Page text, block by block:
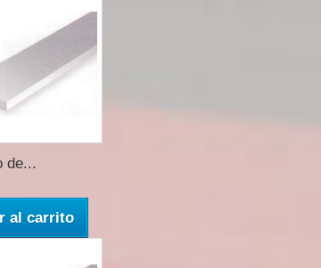
de...
al carrito